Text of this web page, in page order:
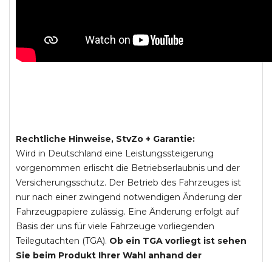
Rechtliche Hinweise, StvZo + Garantie:
Wird in Deutschland eine Leistungssteigerung
vorgenommen erlischt die Betriebserlaubnis und der
Versicherungsschutz. Der Betrieb des Fahrzeuges ist
nur nach einer zwingend notwendigen Änderung der
Fahrzeugpapiere zulässig. Eine Änderung erfolgt auf
Basis der uns für viele Fahrzeuge vorliegenden
Teilegutachten (TGA). Ob ein TGA vorliegt ist sehen
Sie beim Produkt Ihrer Wahl anhand der